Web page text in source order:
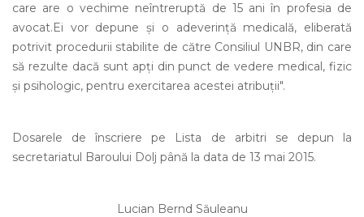
care are o vechime neîntreruptă de 15 ani în profesia de
avocat.Ei vor depune și o adeverință medicală, eliberată
potrivit procedurii stabilite de către Consiliul UNBR, din care
să rezulte dacă sunt apți din punct de vedere medical, fizic
și psihologic, pentru exercitarea acestei atribuții".
Dosarele de înscriere pe Lista de arbitri se depun la
secretariatul Baroului Dolj până la data de 13 mai 2015.
Lucian Bernd Săuleanu